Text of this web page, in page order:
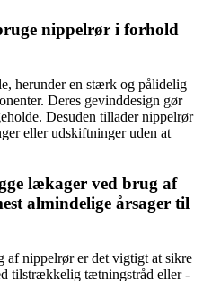
nippelrør i forhold
herunder en stærk og pålidelig
Deres gevinddesign gør
Desuden tillader nippelrør
eller udskiftninger uden at
lækager ved brug af
almindelige årsager til
af nippelrør er det vigtigt at sikre
tilstrækkelig tætningstråd eller -